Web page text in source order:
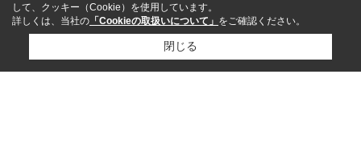
して、クッキー（Cookie）を使用しています。
詳しくは、当社の 「Cookieの取扱いについて」 をご確認ください。
閉じる